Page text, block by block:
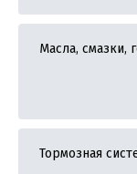
Масла, смазки,
Тормозная